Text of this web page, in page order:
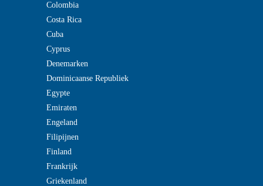
Colombia
Costa Rica
Cuba
Cyprus
Denemarken
Dominicaanse Republiek
Egypte
Emiraten
Engeland
Filipijnen
Finland
Frankrijk
Griekenland